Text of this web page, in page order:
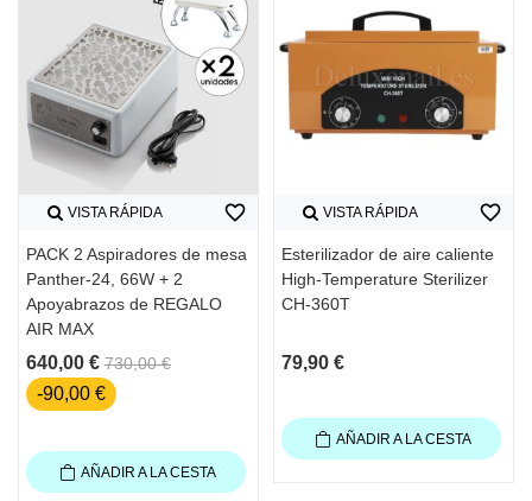
VISTA RÁPIDA
PACK 2 Aspiradores de mesa
Panther-24, 66W + 2
Apoyabrazos de REGALO
AIR MAX
640,00 € 730,00 €
-90,00 €
favorite_border
AÑADIR A LA CESTA
VISTA RÁPIDA
Esterilizador de aire caliente
High-Temperature Sterilizer
CH-360T
79,90 €
favorite_border
AÑADIR A LA CESTA